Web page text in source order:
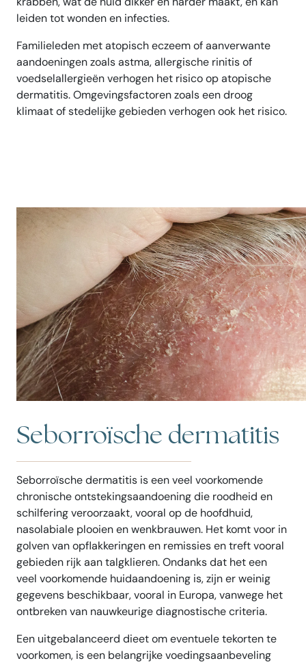
leiden tot wonden en infecties.
Familieleden met atopisch eczeem of aanverwante
aandoeningen zoals astma, allergische rinitis of
voedselallergieën verhogen het risico op atopische
dermatitis. Omgevingsfactoren zoals een droog
klimaat of stedelijke gebieden verhogen ook het risico.
Seborroïsche dermatitis
Seborroïsche dermatitis is een veel voorkomende
chronische ontstekingsaandoening die roodheid en
schilfering veroorzaakt, vooral op de hoofdhuid,
nasolabiale plooien en wenkbrauwen. Het komt voor in
golven van opflakkeringen en remissies en treft vooral
gebieden rijk aan talgklieren. Ondanks dat het een
veel voorkomende huidaandoening is, zijn er weinig
gegevens beschikbaar, vooral in Europa, vanwege het
ontbreken van nauwkeurige diagnostische criteria.
Een uitgebalanceerd dieet om eventuele tekorten te
voorkomen, is een belangrijke voedingsaanbeveling